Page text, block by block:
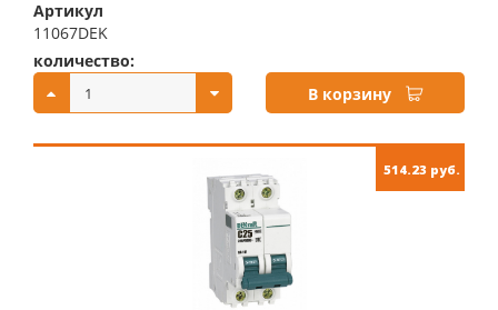
Артикул
11067DEK
количество:
В корзину
514.23 руб.